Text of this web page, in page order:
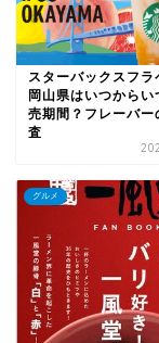
スターバックスフラ
岡山県はいつからい
売期間？フレーバー
査
グルメ